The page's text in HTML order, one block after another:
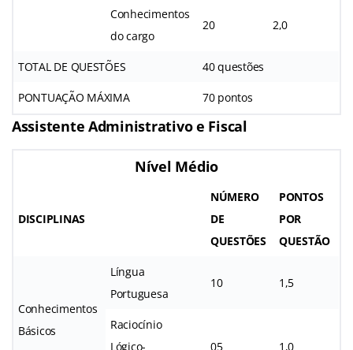
Conhecimentos
do cargo
20 2,0
TOTAL DE QUESTÕES 40 questões
PONTUAÇÃO MÁXIMA 70 pontos
Assistente Administrativo e Fiscal
Nível Médio
DISCIPLINAS
NÚMERO
DE
QUESTÕES
PONTOS
POR
QUESTÃO
Conhecimentos
Básicos
Língua
Portuguesa
10 1,5
Raciocínio
Lógico-
05 1,0